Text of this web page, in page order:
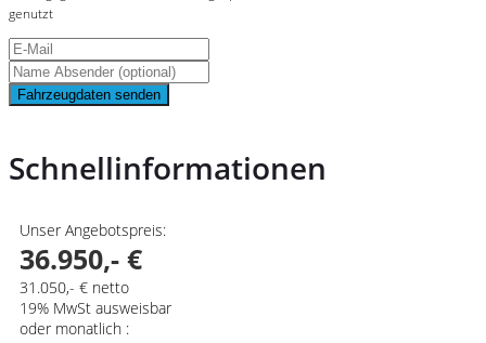
genutzt
Fahrzeugdaten senden
Schnellinformationen
Unser Angebotspreis:
36.950,- €
31.050,- € netto
19% MwSt ausweisbar
oder monatlich :